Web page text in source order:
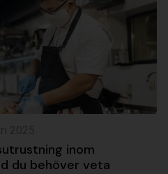
inom
du behöver veta